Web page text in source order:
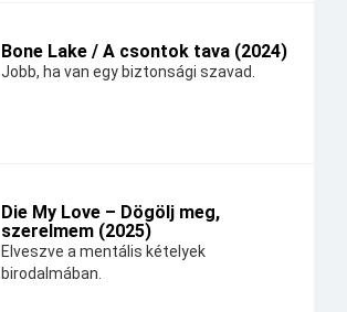
Bone Lake / A csontok tava (2024)
Jobb, ha van egy biztonsági szavad.
Die My Love – Dögölj meg,
szerelmem (2025)
Elveszve a mentális kételyek
birodalmában.